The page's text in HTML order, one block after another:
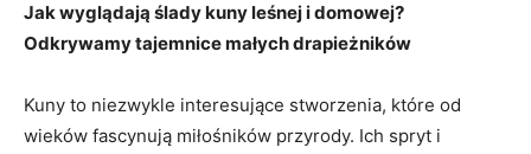
Jak wyglądają ślady kuny leśnej i domowej?
Odkrywamy tajemnice małych drapieżników
Kuny to niezwykle interesujące stworzenia, które od
wieków fascynują miłośników przyrody. Ich spryt i